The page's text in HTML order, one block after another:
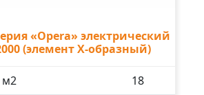
«Opera» электрический
(элемент X-образный)
м2 18